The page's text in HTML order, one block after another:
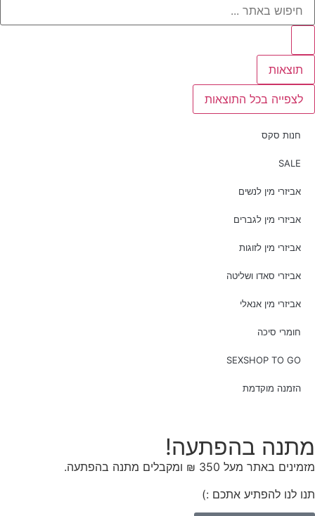
תוצאות
לצפייה בכל התוצאות
חנות סקס
SALE
אביזרי מין לנשים
אביזרי מין לגברים
אביזרי מין לזוגות
אביזרי סאדו ושליטה
אביזרי מין אנאלי
חומרי סיכה
SEXSHOP TO GO
הזמנה מוקדמת
מתנה בהפתעה!
מזמינים באתר מעל 350 ₪ ומקבלים מתנה בהפתעה.
תנו לנו להפתיע אתכם :)